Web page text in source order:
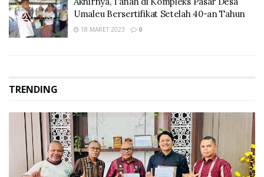
Umaleu Bersertifikat Setelah 40-an Tahun
18 MARET 2023 0
TRENDING